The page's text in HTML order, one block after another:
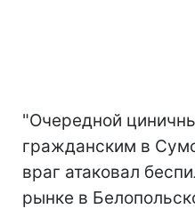
"Очередной
гражданским в
враг атаковал
рынке в